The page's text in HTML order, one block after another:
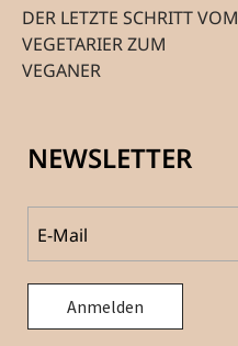
DER LETZTE SCHRITT VOM
VEGETARIER ZUM
VEGANER
NEWSLETTER